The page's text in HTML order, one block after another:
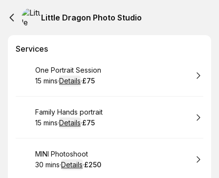
Little Dragon Photo Studio
Services
Book
One Portrait Session
.Duration:
15 mins·Details·
.Price
£75
Book
Family Hands portrait
.Duration:
15 mins·Details·
.Price
£75
Book
MINI Photoshoot
.Duration:
30 mins·Details·
.Price
£250